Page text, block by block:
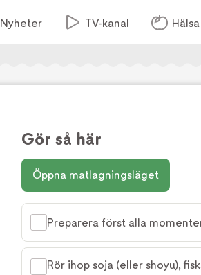
Nyheter TV-kanal Hälsa
Gör så här
Öppna matlagningsläget
Preparera först alla
Rör ihop soja (eller shoyu),